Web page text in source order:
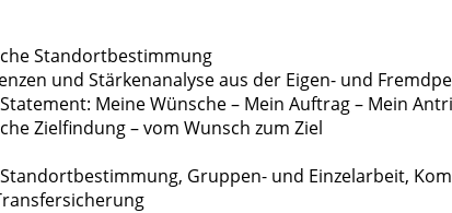
Standortbestimmung
und Stärkenanalyse aus der Eigen- und
Meine Wünsche – Mein Auftrag – Mein
Zielfindung – vom Wunsch zum Ziel
Gruppen- und Einzelarbeit,